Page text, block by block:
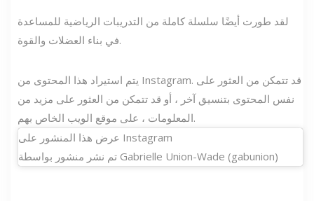
لقد طورت أيضًا سلسلة كاملة من التدريبات الرياضية للمساعدة
في بناء العضلات والقوة.
يتم استيراد هذا المحتوى من Instagram. قد تتمكن من العثور على
نفس المحتوى بتنسيق آخر ، أو قد تتمكن من العثور على مزيد من
المعلومات ، على موقع الويب الخاص بهم.
عرض هذا المنشور على Instagram
تم نشر منشور بواسطة Gabrielle Union-Wade (gabunion)